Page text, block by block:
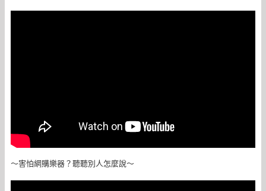
～害怕網購樂器？聽聽別人怎麼說～